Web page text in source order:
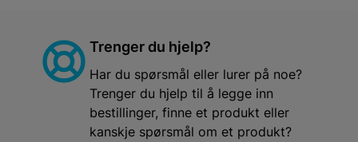
Trenger du hjelp?
Har du spørsmål eller lurer på noe?
Trenger du hjelp til å legge inn
bestillinger, finne et produkt eller
kanskje spørsmål om et produkt?